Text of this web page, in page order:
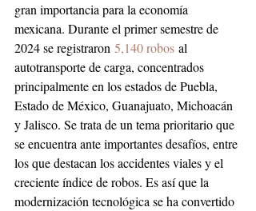
gran importancia para la economía
mexicana. Durante el primer semestre de
2024 se registraron 5,140 robos al
autotransporte de carga, concentrados
principalmente en los estados de Puebla,
Estado de México, Guanajuato, Michoacán
y Jalisco. Se trata de un tema prioritario que
se encuentra ante importantes desafíos, entre
los que destacan los accidentes viales y el
creciente índice de robos. Es así que la
modernización tecnológica se ha convertido